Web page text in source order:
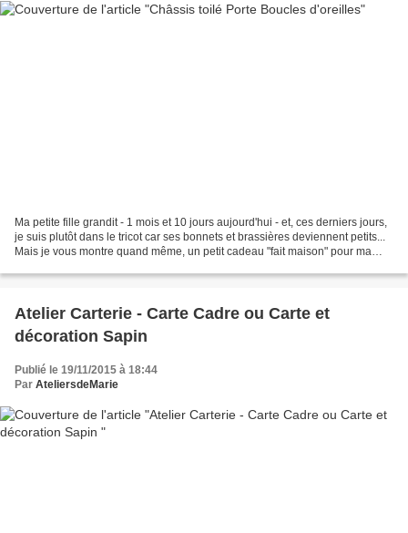
Ma petite fille grandit - 1 mois et 10 jours aujourd'hui - et, ces derniers jours,
je suis plutôt dans le tricot car ses bonnets et brassières deviennent petits...
Mais je vous montre quand même, un petit cadeau "fait maison" pour ma
Atelier Carterie - Carte Cadre ou Carte et
décoration Sapin
Publié le 19/11/2015 à 18:44
Par AteliersdeMarie